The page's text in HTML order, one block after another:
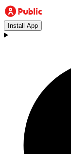
Install App